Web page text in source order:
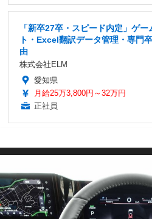
「新卒27卒・スピード内定」ゲ
ト・Excel翻訳データ管理・専門
由
株式会社ELM
愛知県
月給25万3,800円～32万円
正社員